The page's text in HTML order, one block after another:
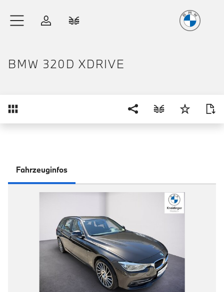
Anmelden
BMW 320D XDRIVE
Fahrzeuginfos